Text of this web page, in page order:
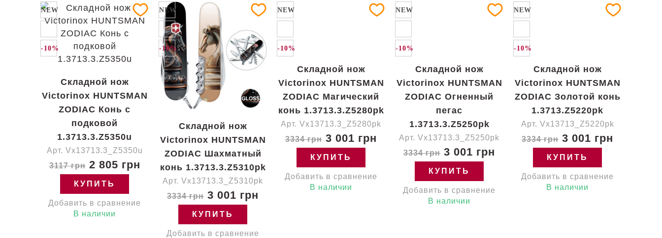
NEW
-10%
Складной нож
Victorinox HUNTSMAN
ZODIAC Конь с
подковой
1.3713.3.Z5350u
Арт. Vx13713.3_Z5350u
3117 грн2 805 грн
КУПИТЬ
Добавить в сравнение
В наличии
NEW
-10%
Складной нож
Victorinox HUNTSMAN
ZODIAC Шахматный
конь 1.3713.3.Z5310pk
Арт. Vx13713.3_Z5310pk
3334 грн 3 001 грн
КУПИТЬ
Добавить в сравнение
NEW
-10%
Складной нож
Victorinox HUNTSMAN
ZODIAC Магический
конь 1.3713.3.Z5280pk
Арт. Vx13713.3_Z5280pk
3334 грн 3 001 грн
КУПИТЬ
Добавить в сравнение
В наличии
NEW
-10%
Складной нож
Victorinox HUNTSMAN
ZODIAC Огненный
пегас
1.3713.3.Z5250pk
Арт. Vx13713.3_Z5250pk
3334 грн 3 001 грн
КУПИТЬ
Добавить в сравнение
В наличии
NEW
-10%
Складной нож
Victorinox HUNTSMAN
ZODIAC Золотой конь
1.3713.Z5220pk
Арт. Vx13713_Z5220pk
3334 грн 3 001 грн
КУПИТЬ
Добавить в сравнение
В наличии